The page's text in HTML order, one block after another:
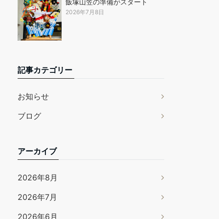
飯塚山笠の準備がスタート
2026年7月8日
記事カテゴリー
お知らせ
ブログ
アーカイブ
2026年8月
2026年7月
2026年6月